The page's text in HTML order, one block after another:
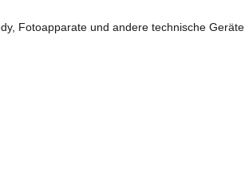
Fotoapparate und andere technische Geräte